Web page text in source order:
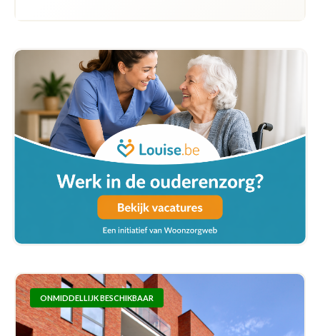
ONMIDDELLIJK BESCHIKBAAR